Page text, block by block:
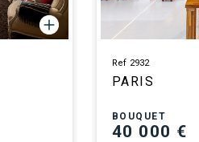
Ref 2932
PARIS
BOUQUET
40 000 €